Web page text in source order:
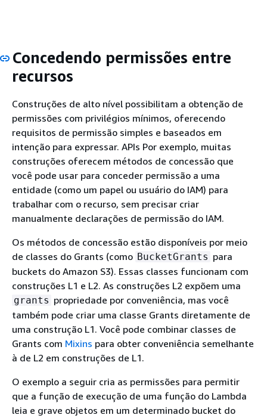
Concedendo permissões entre
recursos
Construções de alto nível possibilitam a obtenção de
permissões com privilégios mínimos, oferecendo
requisitos de permissão simples e baseados em
intenção para expressar. APIs Por exemplo, muitas
construções oferecem métodos de concessão que
você pode usar para conceder permissão a uma
entidade (como um papel ou usuário do IAM) para
trabalhar com o recurso, sem precisar criar
manualmente declarações de permissão do IAM.
Os métodos de concessão estão disponíveis por meio
de classes do Grants (como BucketGrants para
buckets do Amazon S3). Essas classes funcionam com
construções L1 e L2. As construções L2 expõem uma
grants propriedade por conveniência, mas você
também pode criar uma classe Grants diretamente de
uma construção L1. Você pode combinar classes de
Grants com Mixins para obter conveniência semelhante
à de L2 em construções de L1.
O exemplo a seguir cria as permissões para permitir
que a função de execução de uma função do Lambda
leia e grave objetos em um determinado bucket do